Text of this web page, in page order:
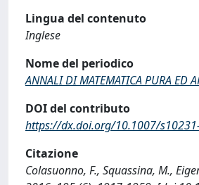
Lingua del contenuto
Inglese
Nome del periodico
ANNALI DI MATEMATICA PURA ED
DOI del contributo
https://dx.doi.org/10.1007/
Citazione
Colasuonno, F., Squassina, M.,